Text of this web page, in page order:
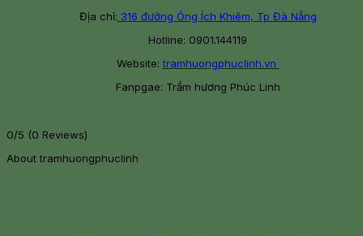
Địa chỉ: 316 đường Ông Ích Khiêm, Tp Đà Nẵng
Hotline: 0901.144119
Website:tramhuongphuclinh.vn
Fanpgae: Trầm hương Phúc Linh
0/5 (0 Reviews)
About tramhuongphuclinh